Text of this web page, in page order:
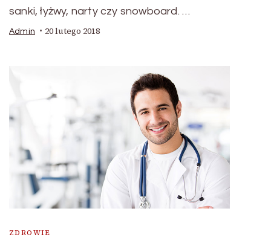
sanki, łyżwy, narty czy snowboard. …
Admin 20 lutego 2018
ZDROWIE